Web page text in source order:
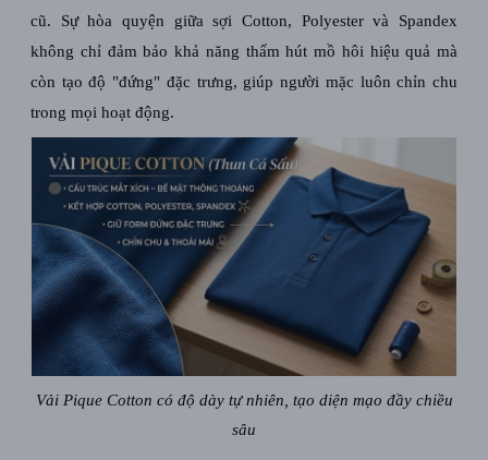
cũ. Sự hòa quyện giữa sợi Cotton, Polyester và Spandex
không chỉ đảm bảo khả năng thấm hút mồ hôi hiệu quả mà
còn tạo độ "đứng" đặc trưng, giúp người mặc luôn chỉn chu
trong mọi hoạt động.
Vải Pique Cotton có độ dày tự nhiên, tạo diện mạo đầy chiều
sâu